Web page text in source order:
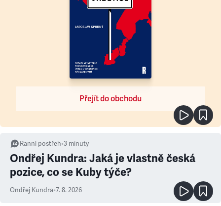
Přejít do obchodu
Ranní postřeh•3 minuty
Ondřej Kundra: Jaká je vlastně česká
pozice, co se Kuby týče?
Ondřej Kundra•7. 8. 2026